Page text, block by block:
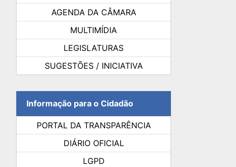
AGENDA DA CÂMARA
MULTIMÍDIA
LEGISLATURAS
SUGESTÕES / INICIATIVA
Informação para o Cidadão
PORTAL DA TRANSPARÊNCIA
DIÁRIO OFICIAL
LGPD